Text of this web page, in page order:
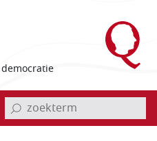
invoerveld zoekterm